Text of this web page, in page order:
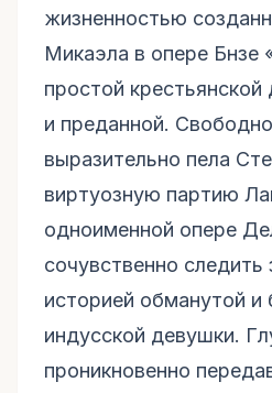
жизненностью
Микаэла в опере Бнзе
простой
и преданной.
выразительно пела
виртуозную партию
одноименной опере
сочувственно следить
историей обманутой и
индусской девушки.
проникновенно